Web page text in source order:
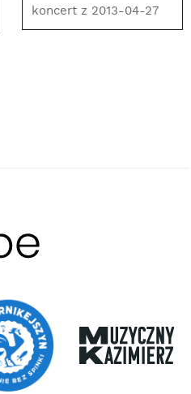
koncert z 2013-04-27